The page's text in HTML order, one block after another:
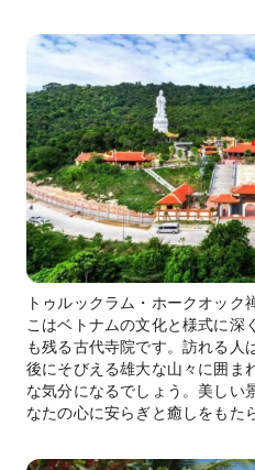
トゥルックラム・ホークオック
こはベトナムの文化と様式に深
も残る古代寺院です。訪れる人
後にそびえる雄大な山々に囲ま
な気分になるでしょう。美しい
なたの心に安らぎと癒しをもた